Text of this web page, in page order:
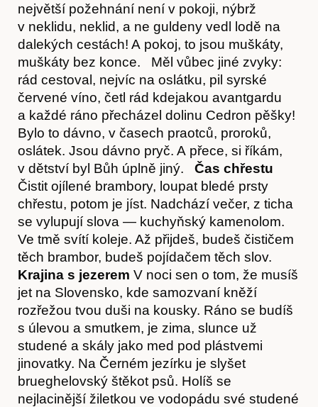
Články
největší požehnání není v pokoji, nýbrž
v neklidu, neklid, a ne guldeny vedl lodě na
dalekých cestách! A pokoj, to jsou muškáty,
muškáty bez konce. Měl vůbec jiné zvyky:
rád cestoval, nejvíc na oslátku, pil syrské
červené víno, četl rád kdejakou avantgardu
a každé ráno přecházel dolinu Cedron pěšky!
Bylo to dávno, v časech praotců, proroků,
oslátek. Jsou dávno pryč. A přece, si říkám,
v dětství byl Bůh úplně jiný. Čas chřestu
Čistit ojílené brambory, loupat bledé prsty
chřestu, potom je jíst. Nadchází večer, z ticha
se vylupují slova — kuchyňský kamenolom.
Ve tmě svítí koleje. Až přijdeš, budeš čističem
těch brambor, budeš pojídačem těch slov.
Krajina s jezerem V noci sen o tom, že musíš
jet na Slovensko, kde samozvaní kněží
rozřežou tvou duši na kousky. Ráno se budíš
s úlevou a smutkem, je zima, slunce už
studené a skály jako med pod plástvemi
jinovatky. Na Černém jezírku je slyšet
brueghelovský štěkot psů. Holíš se
nejlacinější žiletkou ve vodopádu své studené